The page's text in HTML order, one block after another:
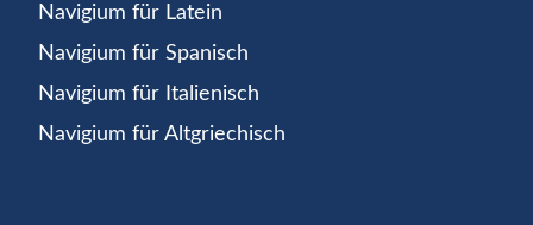
Navigium für Latein
Navigium für Spanisch
Navigium für Italienisch
Navigium für Altgriechisch